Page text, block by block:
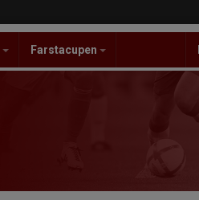
Farstacupen